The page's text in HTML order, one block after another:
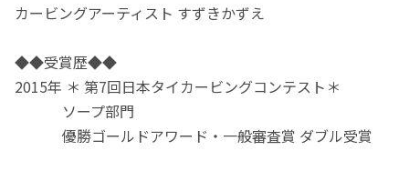
カービングアーティスト すずきかずえ
◆◆受賞歴◆◆
2015年 ＊ 第7回日本タイカービングコンテスト＊
ソープ部門
優勝ゴールドアワード・一般審査賞 ダブル受賞